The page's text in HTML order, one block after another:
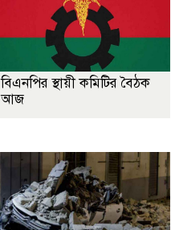
বিএনপির স্থায়ী কমিটির বৈঠক
আজ